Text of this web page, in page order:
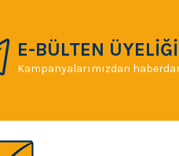
E-BÜLTEN ÜYELİĞİ
Kampanyalarımızdan